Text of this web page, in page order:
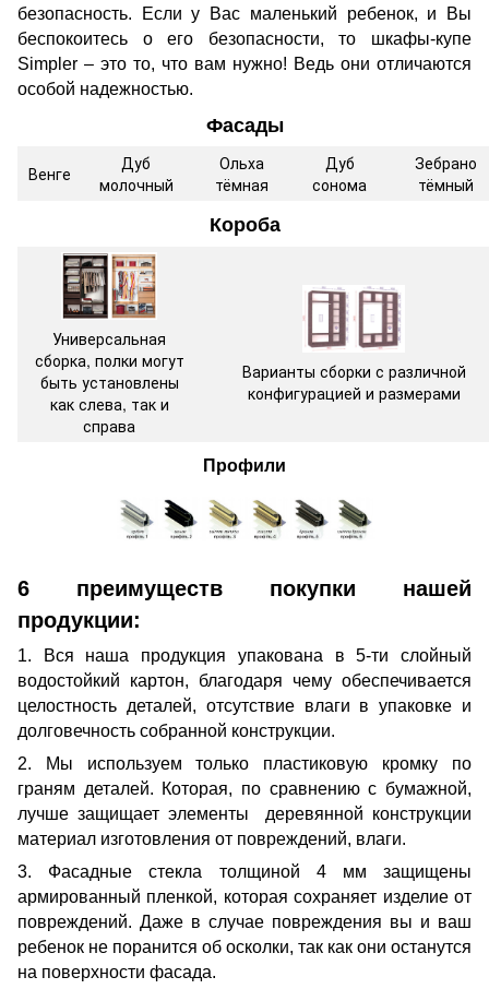
безопасность. Если у Вас маленький ребенок, и Вы
беспокоитесь о его безопасности, то шкафы-купе
Simpler – это то, что вам нужно! Ведь они отличаются
особой надежностью.
Фасады
Венге
Дуб
молочный
Ольха
тёмная
Дуб
сонома
Зебрано
тёмный
Короба
Универсальная
сборка, полки могут
быть установлены
как слева, так и
справа
Варианты сборки с различной
конфигурацией и размерами
Профили
6 преимуществ покупки нашей
продукции:
1. Вся наша продукция упакована в 5-ти слойный
водостойкий картон, благодаря чему обеспечивается
целостность деталей, отсутствие влаги в упаковке и
долговечность собранной конструкции.
2. Мы используем только пластиковую кромку по
граням деталей. Которая, по сравнению с бумажной,
лучше защищает элементы деревянной конструкции
материал изготовления от повреждений, влаги.
3. Фасадные стекла толщиной 4 мм защищены
армированный пленкой, которая сохраняет изделие от
повреждений. Даже в случае повреждения вы и ваш
ребенок не поранится об осколки, так как они останутся
на поверхности фасада.